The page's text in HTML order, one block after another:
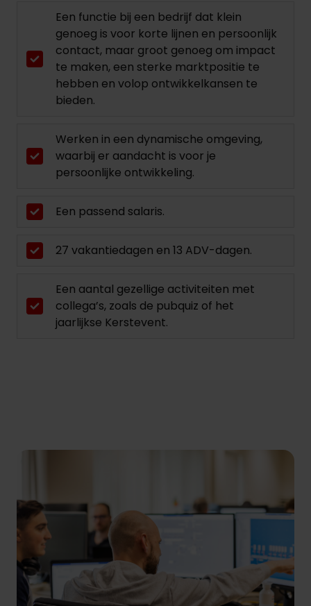
Een functie bij een bedrijf dat klein
genoeg is voor korte lijnen en persoonlijk
contact, maar groot genoeg om impact
te maken, een sterke marktpositie te
hebben en volop ontwikkelkansen te
bieden.
Werken in een dynamische omgeving,
waarbij er aandacht is voor je
persoonlijke ontwikkeling.
Een passend salaris.
27 vakantiedagen en 13 ADV-dagen.
Een aantal gezellige activiteiten met
collega’s, zoals de pubquiz of het
jaarlijkse Kerstevent.